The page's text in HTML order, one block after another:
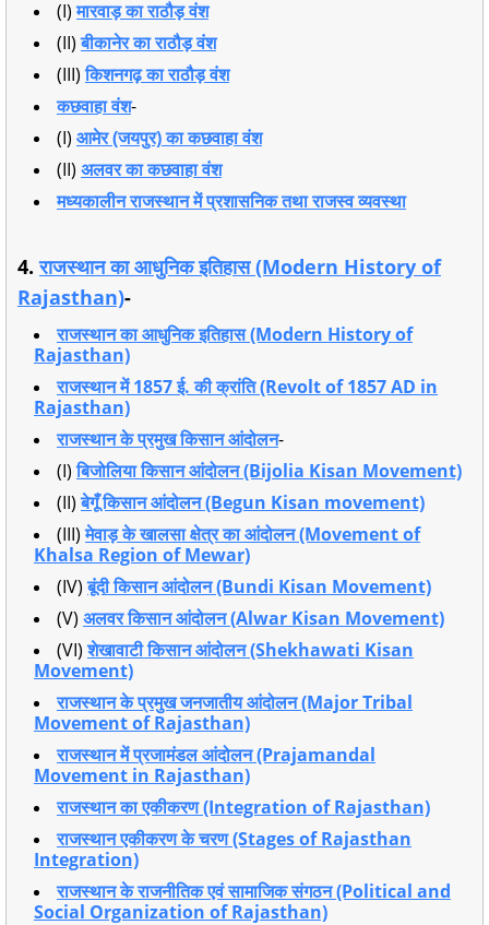
(I)मारवाड़ का राठौड़ वंश
(II)बीकानेर का राठौड़ वंश
(III)किशनगढ़ का राठौड़ वंश
कछवाहा वंश-
(I) आमेर (जयपुर) का कछवाहा वंश
(II) अलवर का कछवाहा वंश
मध्यकालीन राजस्थान में प्रशासनिक तथा राजस्व व्यवस्था
4.राजस्थान का आधुनिक इतिहास (Modern History of
Rajasthan)-
राजस्थान का आधुनिक इतिहास (Modern History of
Rajasthan)
राजस्थान में 1857 ई. की क्रांति (Revolt of 1857 AD in
Rajasthan)
राजस्थान के प्रमुख किसान आंदोलन-
(I)बिजोलिया किसान आंदोलन (Bijolia Kisan Movement)
(II)बेगूँ किसान आंदोलन (Begun Kisan movement)
(III)मेवाड़ के खालसा क्षेत्र का आंदोलन (Movement of
Khalsa Region of Mewar)
(IV)बूंदी किसान आंदोलन (Bundi Kisan Movement)
(V) अलवर किसान आंदोलन (Alwar Kisan Movement)
(VI)शेखावाटी किसान आंदोलन (Shekhawati Kisan
Movement)
राजस्थान के प्रमुख जनजातीय आंदोलन (Major Tribal
Movement of Rajasthan)
राजस्थान में प्रजामंडल आंदोलन (Prajamandal
Movement in Rajasthan)
राजस्थान का एकीकरण (Integration of Rajasthan)
राजस्थान एकीकरण के चरण (Stages of Rajasthan
Integration)
राजस्थान के राजनीतिक एवं सामाजिक संगठन (Political and
Social Organization of Rajasthan)